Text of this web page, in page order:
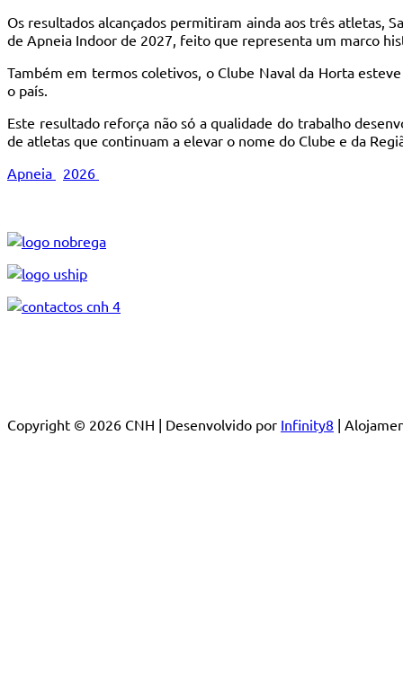
Os resultados alcançados permitiram ainda aos três atletas,
de Apneia Indoor de 2027, feito que representa um marco
Também em termos coletivos, o Clube Naval da Horta
o país.
Este resultado reforça não só a qualidade do trabalho
de atletas que continuam a elevar o nome do Clube e da
Apneia
2026
Copyright © 2026 CNH | Desenvolvido por Infinity8 |